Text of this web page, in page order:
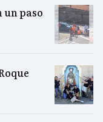
paso